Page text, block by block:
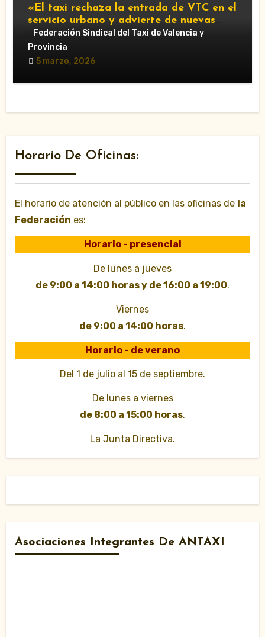
«El taxi rechaza la entrada de VTC en el
servicio urbano y advierte de nuevas
movilizaciones»
Federación Sindical del Taxi de Valencia y
Provincia
5 marzo, 2026
Horario De Oficinas:
El horario de atención al público en las oficinas de la
Federación es:
Horario - presencial
De lunes a jueves
de 9:00 a 14:00 horas y de 16:00 a 19:00.
Viernes
de 9:00 a 14:00 horas.
Horario - de verano
Del 1 de julio al 15 de septiembre.
De lunes a viernes
de 8:00 a 15:00 horas.
La Junta Directiva.
Asociaciones Integrantes De ANTAXI